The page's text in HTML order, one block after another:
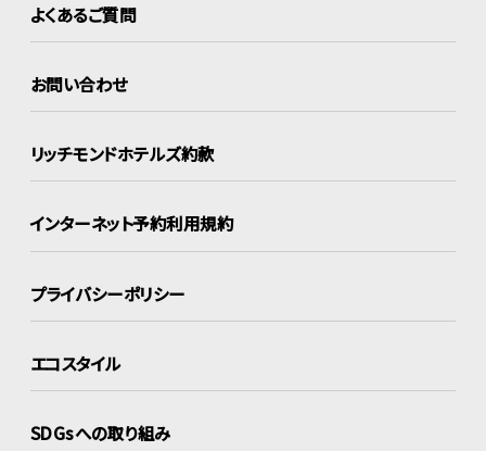
よくあるご質問
お問い合わせ
リッチモンドホテルズ約款
インターネット予約利用規約
プライバシーポリシー
エコスタイル
SDGsへの取り組み